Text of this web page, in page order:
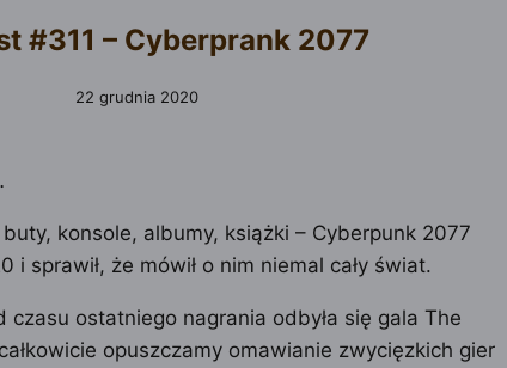
#311 – Cyberprank 2077
22 grudnia 2020
konsole, albumy, książki – Cyberpunk 2077
i sprawił, że mówił o nim niemal cały świat.
ostatniego nagrania odbyła się gala The
opuszczamy omawianie zwycięzkich gier